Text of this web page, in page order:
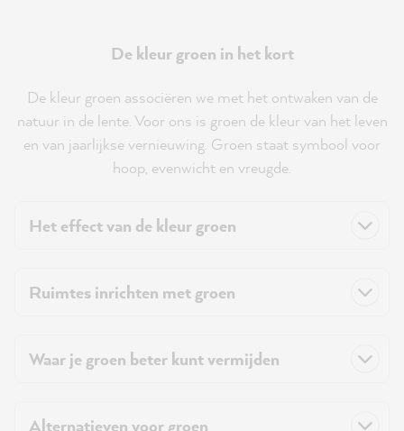
De kleur groen in het kort
De kleur groen associëren we met het ontwaken van de
natuur in de lente. Voor ons is groen de kleur van het leven
en van jaarlijkse vernieuwing. Groen staat symbool voor
hoop, evenwicht en vreugde.
Het effect van de kleur groen
Ruimtes inrichten met groen
Waar je groen beter kunt vermijden
Alternatieven voor groen